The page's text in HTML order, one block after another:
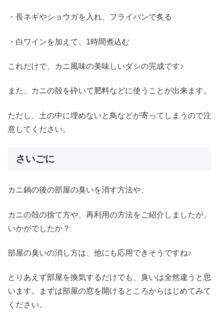
・長ネギやショウガを入れ、フライパンで炙る
・白ワインを加えて、1時間煮込む
これだけで、カニ風味の美味しいダシの完成です♪
また、カニの殻を砕いて肥料などに使うことが出来ます。
ただし、土の中に埋めないと鳥などが寄ってしまうので注
意してください。
さいごに
カニ鍋の後の部屋の臭いを消す方法や、
カニの殻の捨て方や、再利用の方法をご紹介しましたが、
いかがでしたか？
部屋の臭いの消し方は、他にも応用できそうですね♪
とりあえず部屋を換気するだけでも、臭いは全然違うと思
います。まずは部屋の窓を開けるところからはじめてみて
ください。